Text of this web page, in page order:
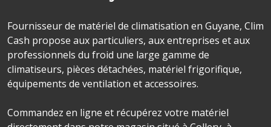
Fournisseur de matériel de climatisation en Guyane, Clim
Cash propose aux particuliers, aux entreprises et aux
professionnels du froid une large gamme de
climatiseurs, pièces détachées, matériel frigorifique,
équipements de ventilation et accessoires.
Commandez en ligne et récupérez votre matériel